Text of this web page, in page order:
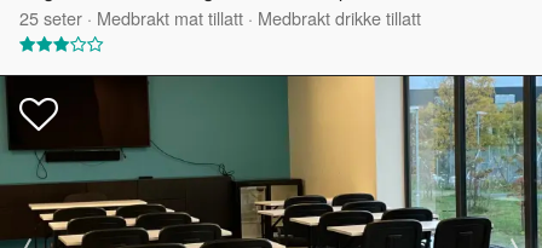
25seter · Medbrakt mat tillatt · Medbrakt drikke tillatt